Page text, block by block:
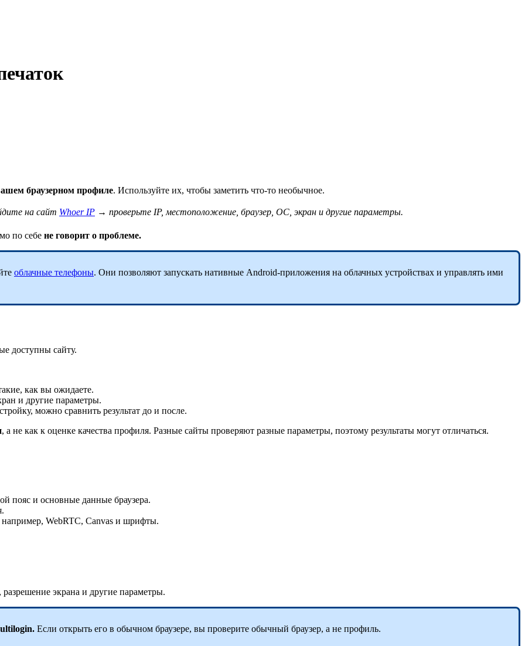
браузерном профиле. Используйте их, чтобы заметить что-то необычное.
на сайт Whoer IP → проверьте IP, местоположение, браузер, ОС, экран и другие параметры.
по себе не говорит о проблеме.
облачные телефоны. Они позволяют запускать нативные Android-приложения на облачных устройствах и управлять ими
доступны сайту.
как вы ожидаете.
и другие параметры.
можно сравнить результат до и после.
, а не как к оценке качества профиля. Разные сайты проверяют разные параметры, поэтому результаты могут отличаться.
пояс и основные данные браузера.
WebRTC, Canvas и шрифты.
экрана и другие параметры.
Если открыть его в обычном браузере, вы проверите обычный браузер, а не профиль.